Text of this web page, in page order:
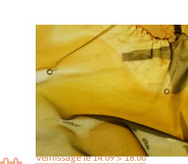
Vernissage le 14.09 > 18:00